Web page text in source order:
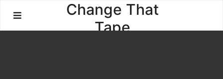
content
Change That
Tape